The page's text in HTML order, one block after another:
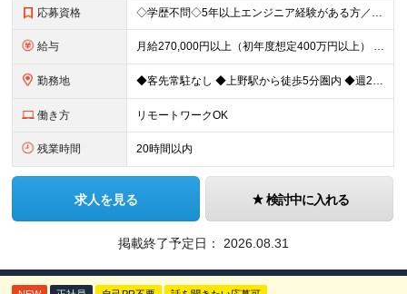
応募資格 ◇学歴不問◇5年以上エンジニア経験がある方／人柄重視の採用です 必須条件―MUST― ■5年以上エンジニア経験がある方 ■C#、Java、Node.js、VB.NETを使った実務経験がある方 《
給与 月給270,000円以上（初年度想定400万円以上） ※ご経験やスキル、前職給等を考慮して給与額を決定します。 ※試用期間は3ヶ月間となります。期間中の待遇に変更はありません。 ★社員の昇給率はほ
勤務地 ◆客先常駐なし ◆上野駅から徒歩5分圏内 ◆週2回のリモートワーク実施中 ◆転勤なし 上野の各オフィスでの勤務となります。 ￣￣￣￣￣￣￣￣￣￣￣￣￣￣￣￣￣ ＜本社＞ 東京都台東区上野7-2-8
働き方 リモートワークOK
残業時間 20時間以内
求人を見る 検討中に入れる
掲載終了予定日： 2026.08.31